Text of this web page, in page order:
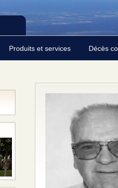
Produits et services Décès